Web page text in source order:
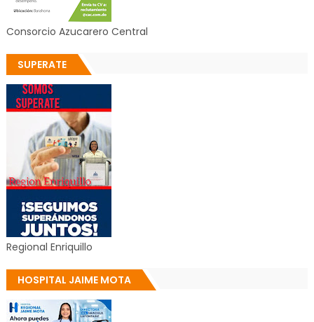
Consorcio Azucarero Central
SUPERATE
Regional Enriquillo
HOSPITAL JAIME MOTA